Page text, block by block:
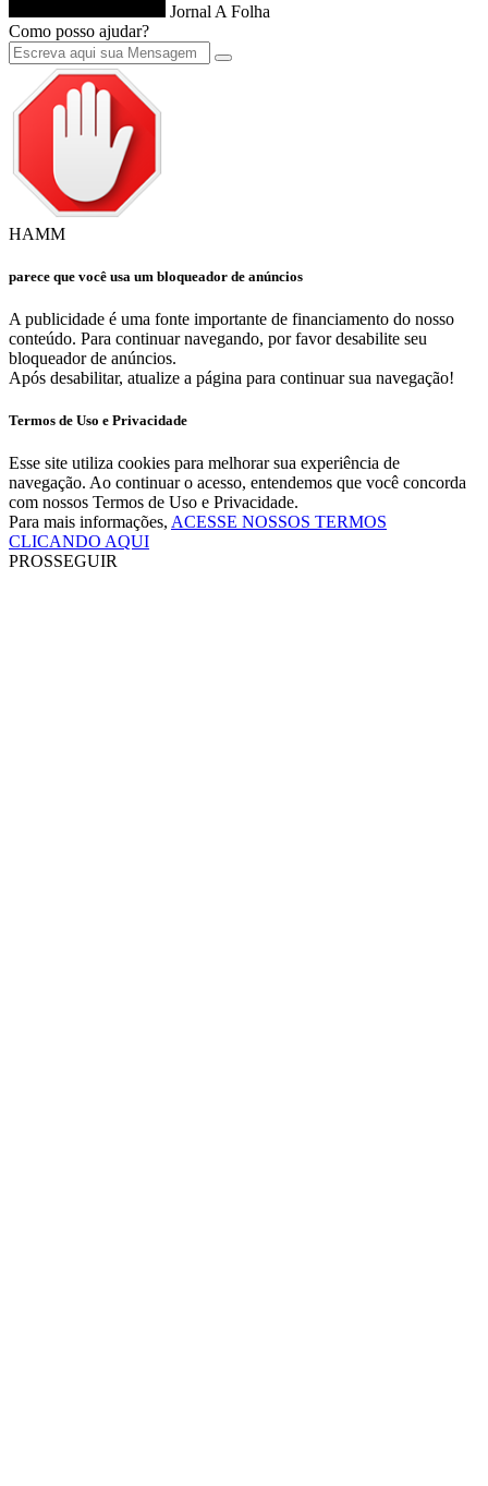
Jornal A Folha
Como posso ajudar?
HAMM
parece que você usa um bloqueador de anúncios
A publicidade é uma fonte importante de financiamento do nosso
conteúdo. Para continuar navegando, por favor desabilite seu
bloqueador de anúncios.
Após desabilitar, atualize a página para continuar sua navegação!
Termos de Uso e Privacidade
Esse site utiliza cookies para melhorar sua experiência de
navegação. Ao continuar o acesso, entendemos que você concorda
com nossos Termos de Uso e Privacidade.
Para mais informações, ACESSE NOSSOS TERMOS
CLICANDO AQUI
PROSSEGUIR